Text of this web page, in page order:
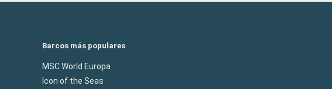
Barcos más populares
MSC World Europa
Icon of the Seas